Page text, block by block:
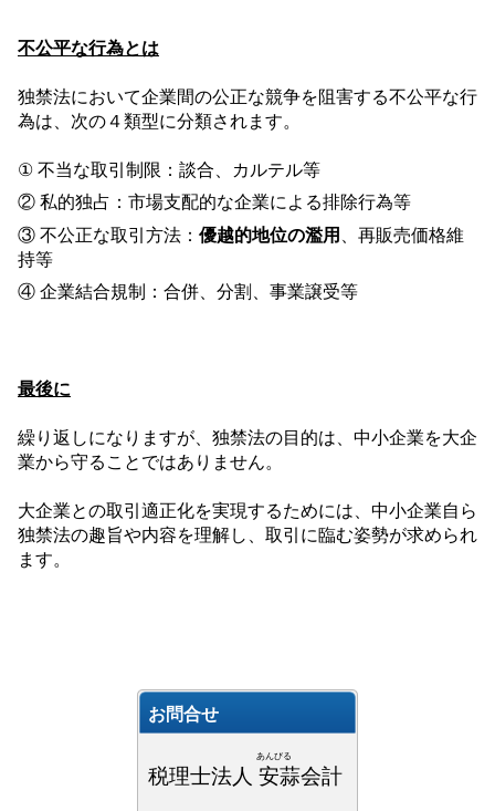
不公平な行為とは
独禁法において企業間の公正な競争を阻害する不公平な行
為は、次の４類型に分類されます。
① 不当な取引制限：談合、カルテル等
② 私的独占：市場支配的な企業による排除行為等
③ 不公正な取引方法： 優越的地位の濫用
、再販売価格維
持等
④ 企業結合規制：合併、分割、事業譲受等
最後に
繰り返しになりますが、独禁法の目的は、中小企業を大企
業から守ることではありません。
大企業との取引適正化を実現するためには、中小企業自ら
独禁法の趣旨や内容を理解し、取引に臨む姿勢が求められ
ます。
お問合せ
あんびる
税理士法人 安蒜会計